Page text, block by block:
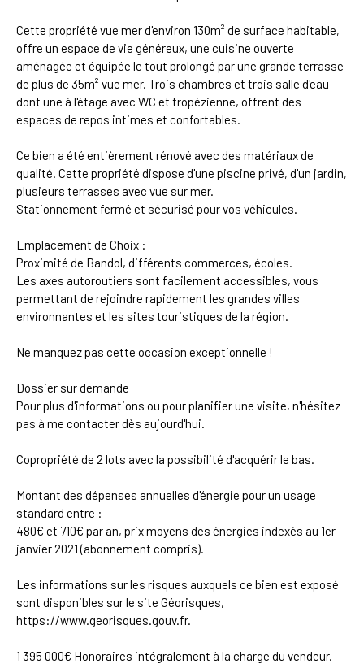
Cette propriété vue mer d'environ 130m² de surface habitable,
offre un espace de vie généreux, une cuisine ouverte
aménagée et équipée le tout prolongé par une grande terrasse
de plus de 35m² vue mer. Trois chambres et trois salle d'eau
dont une à l'étage avec WC et tropézienne, offrent des
espaces de repos intimes et confortables.
Ce bien a été entièrement rénové avec des matériaux de
qualité. Cette propriété dispose d'une piscine privé, d'un jardin,
plusieurs terrasses avec vue sur mer.
Stationnement fermé et sécurisé pour vos véhicules.
Emplacement de Choix :
Proximité de Bandol, différents commerces, écoles.
Les axes autoroutiers sont facilement accessibles, vous
permettant de rejoindre rapidement les grandes villes
environnantes et les sites touristiques de la région.
Ne manquez pas cette occasion exceptionnelle !
Dossier sur demande
Pour plus d'informations ou pour planifier une visite, n'hésitez
pas à me contacter dès aujourd'hui.
Copropriété de 2 lots avec la possibilité d'acquérir le bas.
Montant des dépenses annuelles d'énergie pour un usage
standard entre :
480€ et 710€ par an, prix moyens des énergies indexés au 1er
janvier 2021 (abonnement compris).
Les informations sur les risques auxquels ce bien est exposé
sont disponibles sur le site Géorisques,
https://www.georisques.gouv.fr.
1 395 000€ Honoraires intégralement à la charge du vendeur.